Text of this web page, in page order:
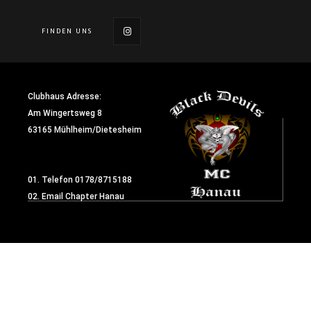
Clubhaus Adresse:
Am Wingertsweg 8
63165 Mühlheim/Dietesheim
01. Telefon 0178/8715188
02. Email Chapter Hanau
FINDEN UNS